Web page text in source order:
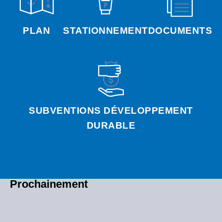
PLAN STATIONNEMENTDOCUMENTS
SUBVENTIONS DÉVELOPPEMENT
DURABLE
Prochainement